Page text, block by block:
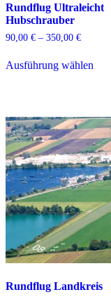
Rundflug Ultraleicht
Hubschrauber
90,00 € – 350,00 €
bis
350,00 €
Ausführung wählen
auf.
Die
auf
der
Rundflug Landkreis